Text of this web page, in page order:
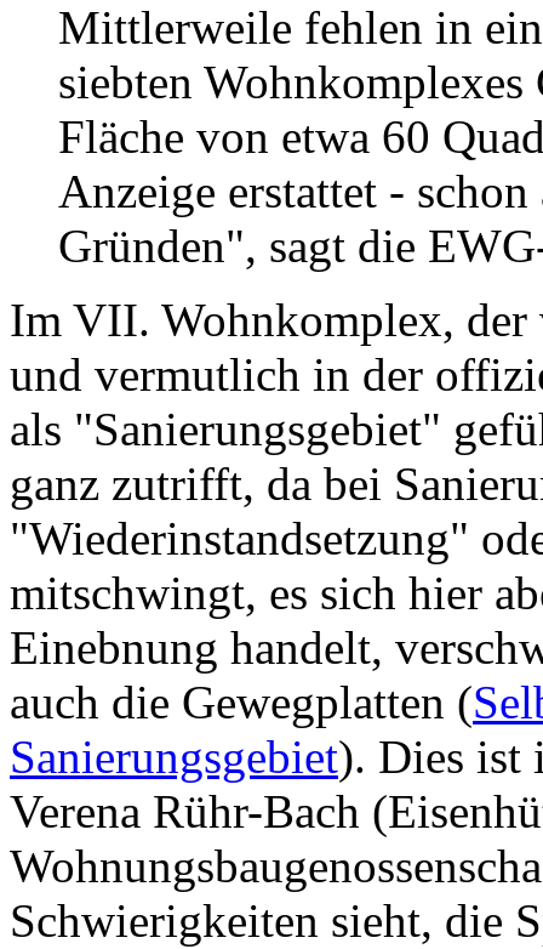
Mittlerweile fehlen in
siebten
Fläche von etwa 60
Anzeige erstattet -
Gründen", sagt die
Im VII. Wohnkomplex, der
und vermutlich in der
als "Sanierungsgebiet"
ganz zutrifft, da bei
"Wiederinstandsetzung"
mitschwingt, es sich hier
Einebnung handelt,
auch die Gewegplatten (
Sanierungsgebiet). Dies ist
Verena Rühr-Bach
Schwierigkeiten sieht, die